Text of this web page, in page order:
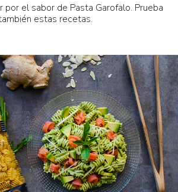
el sabor de Pasta Garofalo. Prueba
estas recetas.